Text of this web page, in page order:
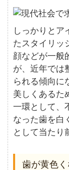
しっかりとア
たスタイリッ
顔などが一般
が、近年では
られる傾向に
美しくあるた
一環として、
なった歯を白
として当たり
歯が黄色